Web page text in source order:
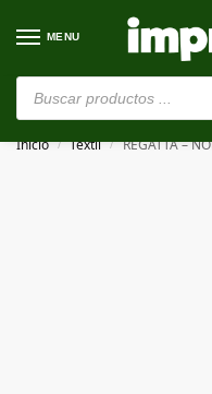
MENU
⚠️ Estamos en
Inicio / Textil / REGATTA –